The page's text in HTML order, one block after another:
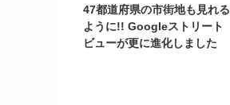
47都道府県の市街地も見れる
ように!! Googleストリート
ビューが更に進化しました